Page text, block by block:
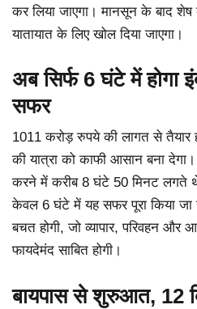
कर लिया जाएगा। मानसून के बाद
यातायात के लिए खोल दिया जाएगा।
अब सिर्फ 6 घंटे में होगा
सफर
1011 करोड़ रुपये की लागत से तैयार
की यात्रा को काफी आसान बना
करने में करीब 8 घंटे 50 मिनट लगते
केवल 6 घंटे में यह सफर पूरा किया
बचत होगी, जो व्यापार, परिवहन और
फायदेमंद साबित होगी।
बायपास से शुरुआत, 12